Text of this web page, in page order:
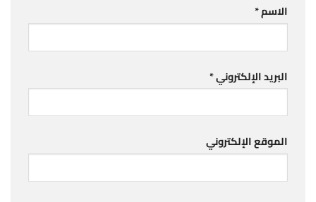
الاسم*
البريد الإلكتروني*
الموقع الإلكتروني